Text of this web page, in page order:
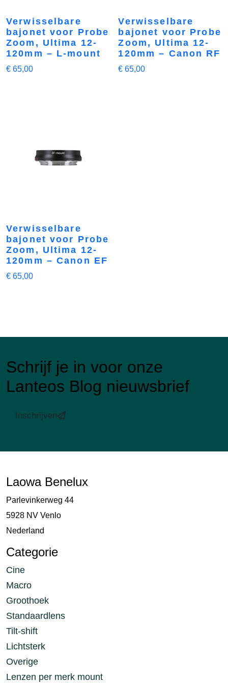
Verwisselbare
bajonet voor Probe
Zoom, Ultima 12-
120mm – L-mount
€ 65,00
Verwisselbare
bajonet voor Probe
Zoom, Ultima 12-
120mm – Canon RF
€ 65,00
Verwisselbare
bajonet voor Probe
Zoom, Ultima 12-
120mm – Canon EF
€ 65,00
Schrijf je in voor onze
Lanteos Blog nieuwsbrief
Inschrijven
Laowa Benelux
Parlevinkerweg 44
5928 NV Venlo
Nederland
Categorie
Cine
Macro
Groothoek
Standaardlens
Tilt-shift
Lichtsterk
Overige
Lenzen per merk mount